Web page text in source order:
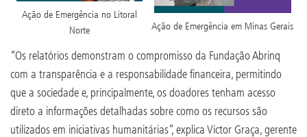
Ação de Emergência no Litoral
Norte
Ação de Emergência em Minas Gerais
“Os relatórios demonstram o compromisso da Fundação Abrinq
com a transparência e a responsabilidade financeira, permitindo
que a sociedade e, principalmente, os doadores tenham acesso
direto a informações detalhadas sobre como os recursos são
utilizados em iniciativas humanitárias”, explica Victor Graça, gerente